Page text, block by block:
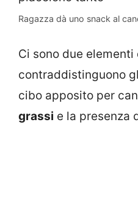
Ragazza dà uno snack al
Ci sono due
contraddistinguono
cibo apposito per
grassi e la presenza